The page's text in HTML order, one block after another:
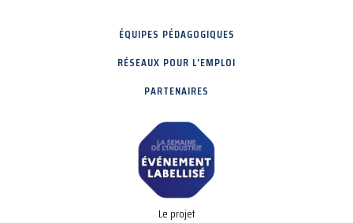
ÉQUIPES PÉDAGOGIQUES
RÉSEAUX POUR L'EMPLOI
PARTENAIRES
Le projet